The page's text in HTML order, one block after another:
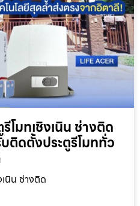
โมทเชิงเนิน ช่างติด
ติดตั้งประตูรีโมททั่ว
นิน ช่างติด